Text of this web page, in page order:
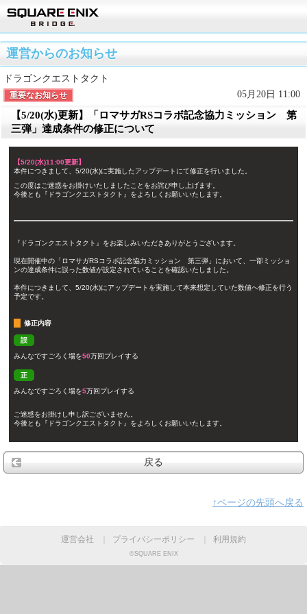
運営からのお知らせ
ドラゴンクエストタクト
重要なお知らせ 05月20日 11:00
【5/20(水)更新】「ロマサガRSコラボ記念協力ミッション 第
三弾」達成条件の修正について
【5/20(水)11:00更新】
本件につきまして、5/20(水)に実施したアップデートにて修正を行いました。
この度はご迷惑をお掛けいたしましたことをお詫び申し上げます。
今後とも『ドラゴンクエストタクト』をよろしくお願いいたします。
『ドラゴンクエストタクト』をお楽しみいただきありがとうございます。
現在開催中の「ロマサガRSコラボ記念協力ミッション 第三弾」において、一部ミッショ
ンの達成条件に誤った数値が設定されていることを確認いたしました。
本件につきまして、5/20(水)にアップデートを実施して本来想定していた数値へ修正を行う
予定です。
修正内容
誤
みんなですごろく場を50万回プレイする
正
みんなですごろく場を5万回プレイする
ご迷惑をお掛けし申し訳ございません。
今後とも『ドラゴンクエストタクト』をよろしくお願いいたします。
戻る
↑ページの先頭へ戻る
運営会社 プライバシーポリシー 利用規約
©SQUARE ENIX